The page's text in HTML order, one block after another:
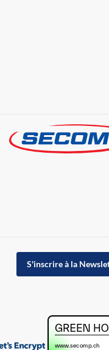
S'inscrire à la